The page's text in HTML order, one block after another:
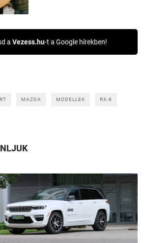
a Vezess.hu-t a Google hírekben!
MAZDA MODELLEK RX-8